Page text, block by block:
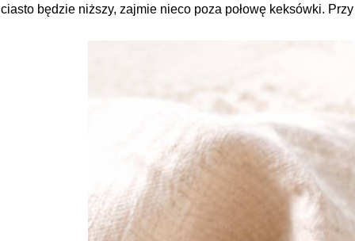
ciasto będzie niższy, zajmie nieco poza połowę keksówki.